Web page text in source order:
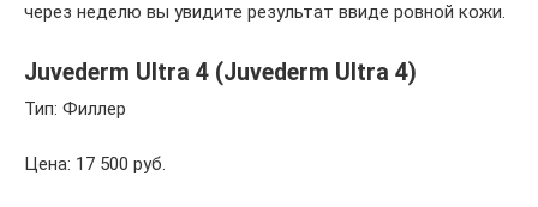
через неделю вы увидите результат ввиде ровной кожи.
Juvederm Ultra 4 (Juvederm Ultra 4)
Тип: Филлер
Цена: 17 500 руб.